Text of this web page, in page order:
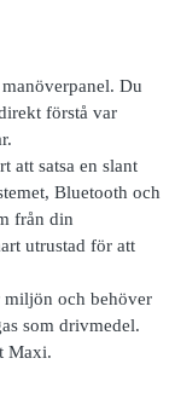
Du
förstå var
att satsa en slant
Bluetooth och
från din
utrustad för att
och behöver
som drivmedel.
Maxi.